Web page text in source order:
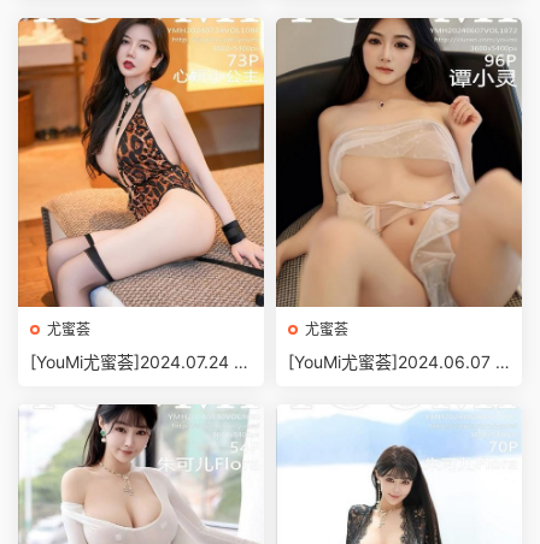
MB]
P/602MB]
尤蜜荟
[YouMi尤蜜荟]2024.07.24 V
773MB]
尤蜜荟
[YouMi尤蜜荟]2024.06.07 V